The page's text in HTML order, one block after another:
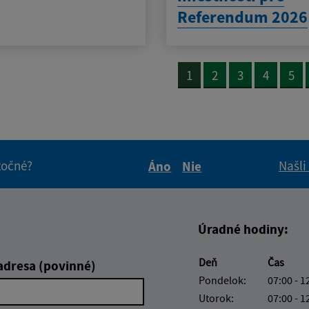
Referendum 2026
1 2 3 4 5
Áno
Nie
(povinné)
Úradné hodiny:
Deň
Čas
Pondelok:
07:00 -
Utorok:
07:00 -